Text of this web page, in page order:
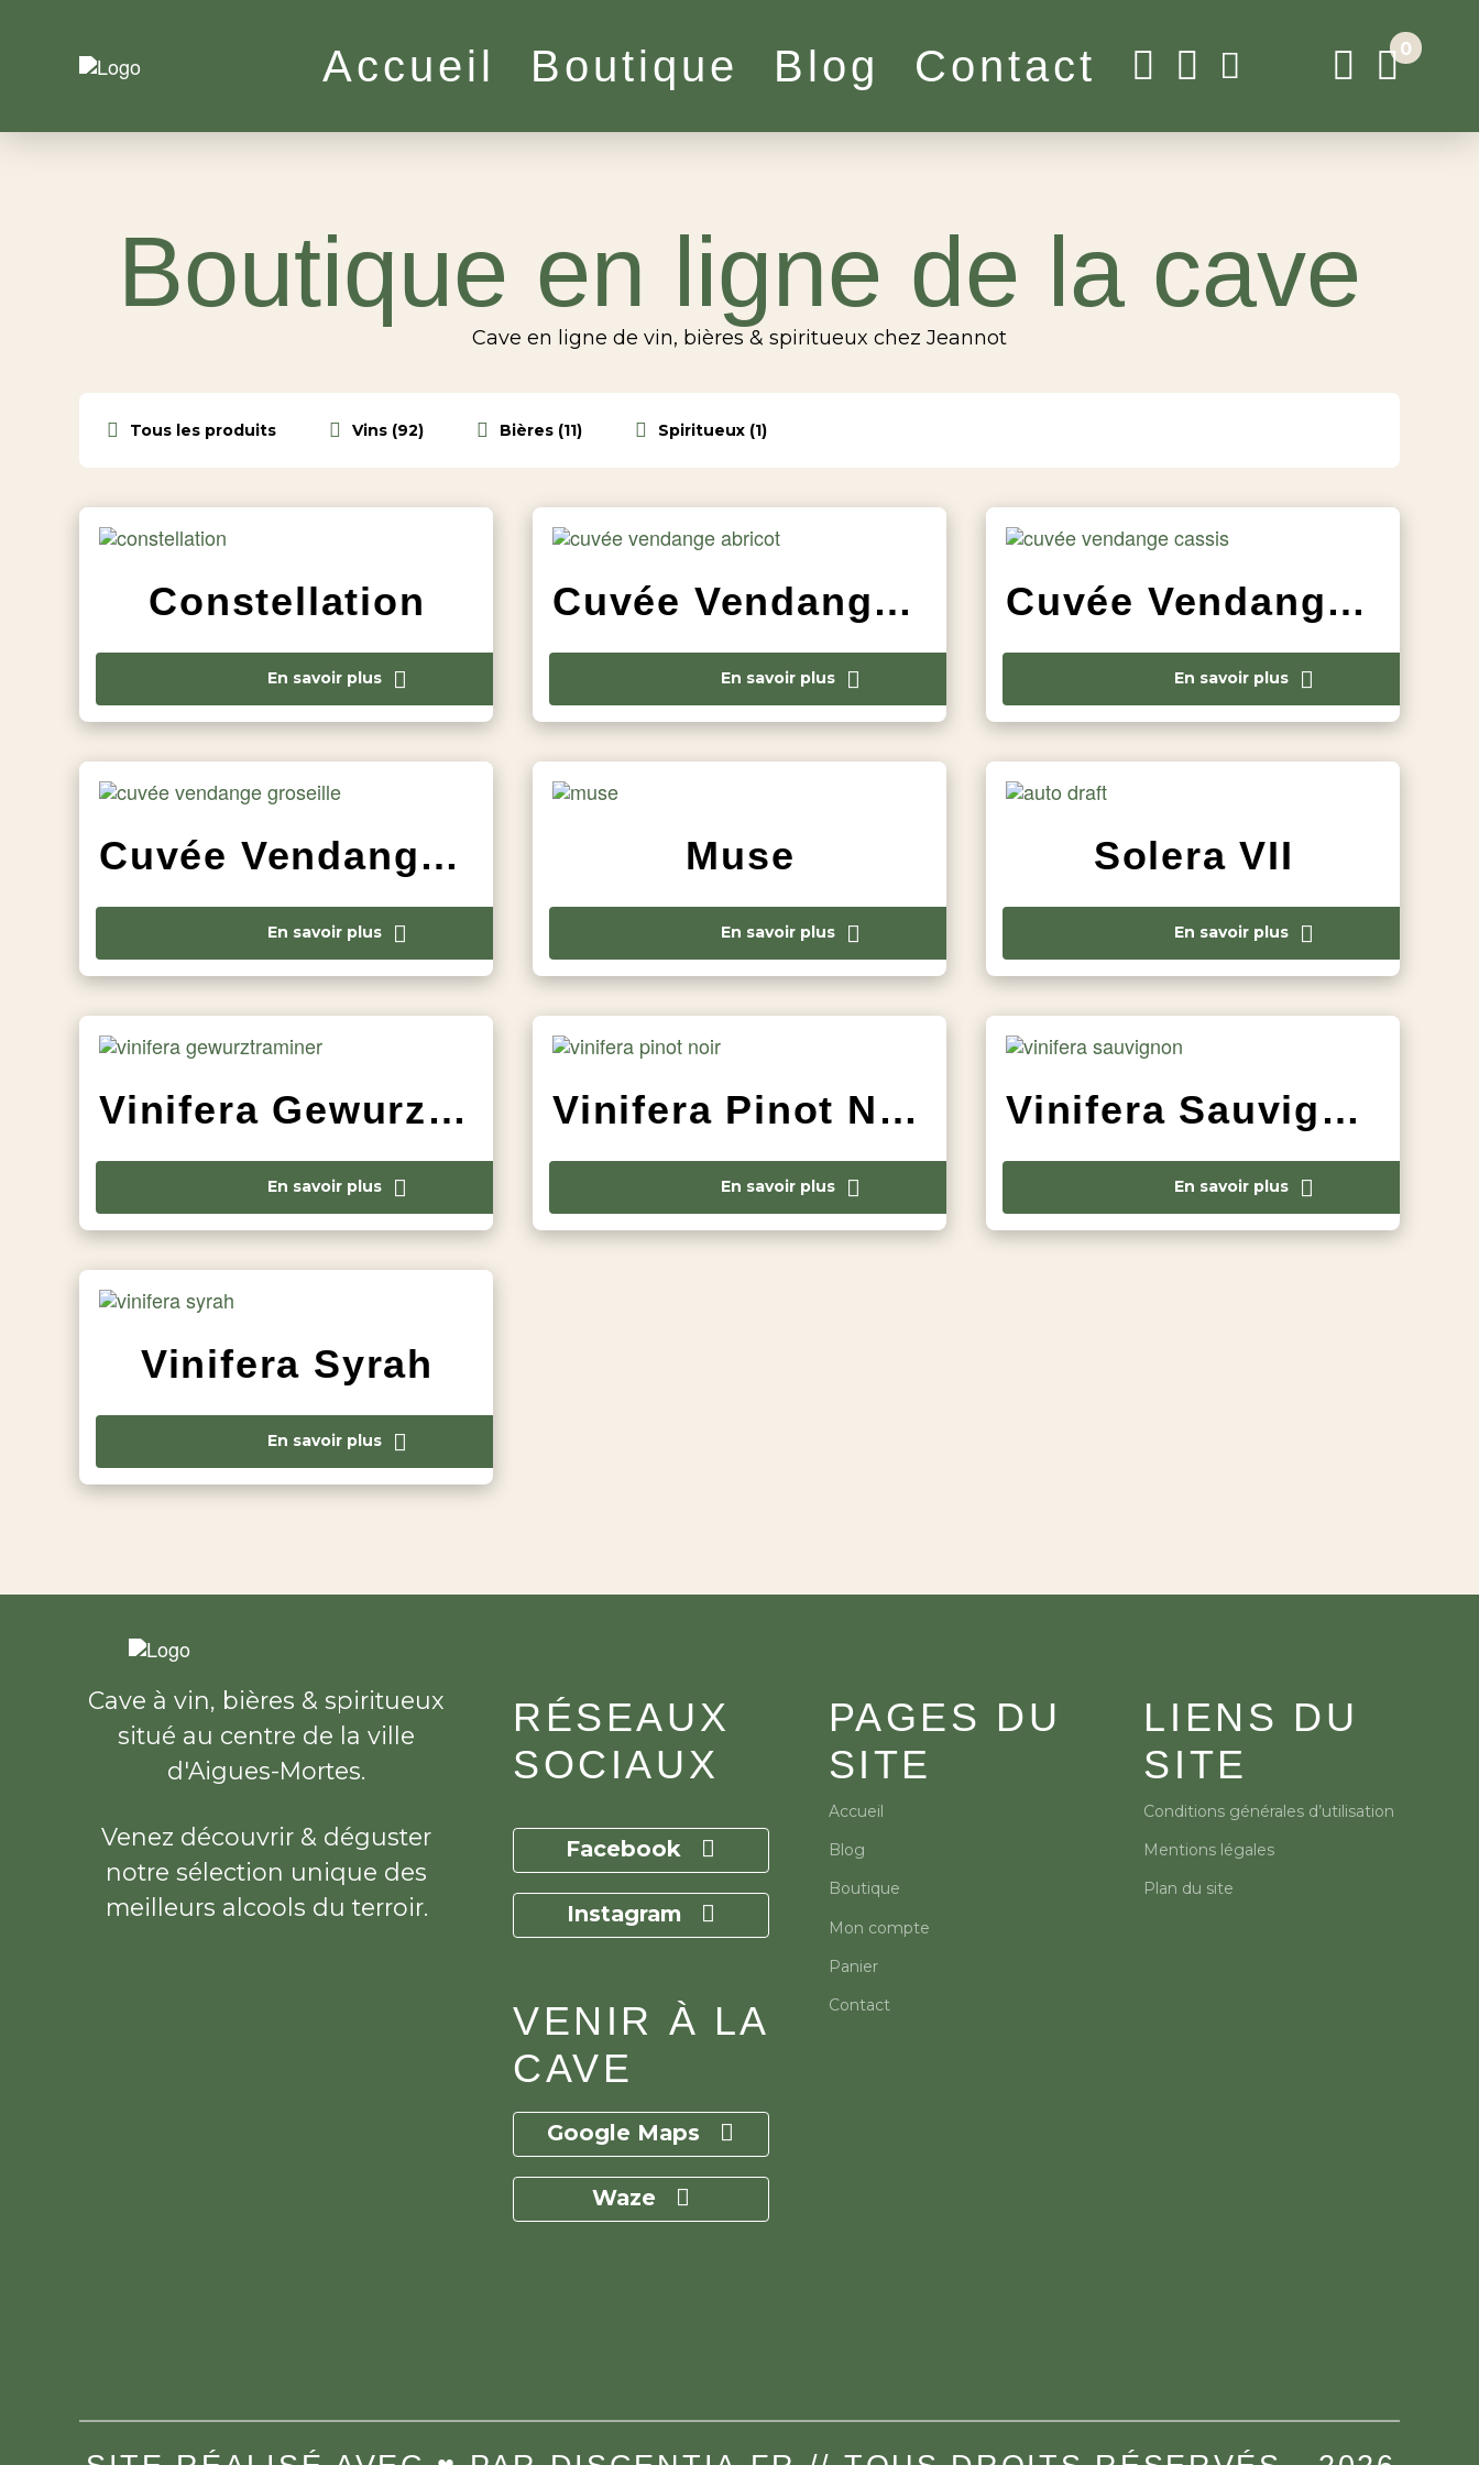
Accueil Boutique Blog Contact 0
Boutique en ligne de la cave
Cave en ligne de vin, bières & spiritueux chez Jeannot
Tous les produits Vins (92) Bières (11) Spiritueux (1)
Constellation
En savoir plus
Cuvée Vendange Abricot
En savoir plus
Cuvée Vendange Cassis
En savoir plus
Cuvée Vendange Groseille
En savoir plus
Muse
En savoir plus
Solera VII
En savoir plus
Vinifera Gewurztraminer
En savoir plus
Vinifera Pinot Noir
En savoir plus
Vinifera Sauvignon
En savoir plus
Vinifera Syrah
En savoir plus
Cave à vin, bières & spiritueux
situé au centre de la ville
d'Aigues-Mortes.
Venez découvrir & déguster
notre sélection unique des
meilleurs alcools du terroir.
RÉSEAUX
SOCIAUX
Facebook
Instagram
VENIR À LA
CAVE
Google Maps
Waze
PAGES DU
SITE
Accueil
Blog
Boutique
Mon compte
Panier
Contact
LIENS DU
SITE
Conditions générales d’utilisation
Mentions légales
Plan du site